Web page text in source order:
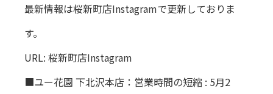
最新情報は桜新町店Instagramで更新しておりま
す。
URL:桜新町店Instagram
■ユー花園 下北沢本店：営業時間の短縮 : 5月2